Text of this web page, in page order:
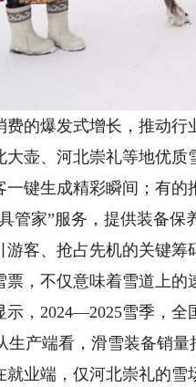
爆发式增长，推动行
大壶、河北崇礼等地优
一键生成精彩瞬间；有
管家”服务，提供装备
游客、抢占先机的关键筹
不仅意味着雪道上的
示，2024—2025雪季，全
生产端看，滑雪装备销
就业端，仅河北崇礼的